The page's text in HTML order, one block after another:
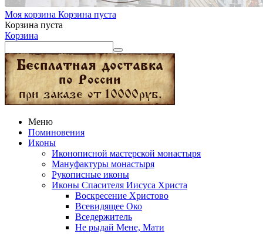
Моя корзина Корзина пуста
Корзина пуста
Корзина
Меню
Поминовения
Иконы
Иконописной мастерской монастыря
Мануфактуры монастыря
Рукописные иконы
Иконы Спасителя Иисуса Христа
Воскресение Христово
Всевидящее Око
Вседержитель
Не рыдай Мене, Мати